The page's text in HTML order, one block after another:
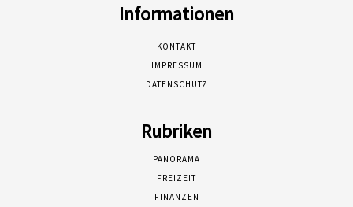
Informationen
KONTAKT
IMPRESSUM
DATENSCHUTZ
Rubriken
PANORAMA
FREIZEIT
FINANZEN